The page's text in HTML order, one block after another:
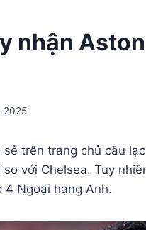
nhận
2025
sẻ trên trang chủ câu
với Chelsea. Tuy
Ngoại hạng Anh.